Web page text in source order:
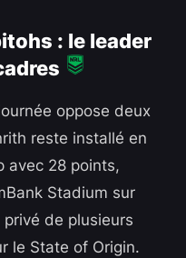
: le leader
oppose deux
reste installé en
avec 28 points,
Stadium sur
de plusieurs
le State of Origin.